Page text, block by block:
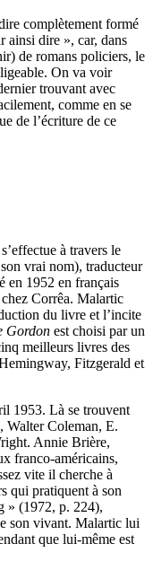
complètement formé
ainsi dire », car, dans
de romans policiers, le
On va voir
trouvant avec
comme en se
de l’écriture de ce
à travers le
vrai nom), traducteur
en 1952 en français
chez Corrêa. Malartic
du livre et l’incite
Gordon est choisi par un
meilleurs livres des
Fitzgerald et
1953. Là se trouvent
Walter Coleman, E.
Annie Brière,
franco-américains,
vite il cherche à
qui pratiquent à son
» (1972, p. 224),
son vivant. Malartic lui
que lui-même est